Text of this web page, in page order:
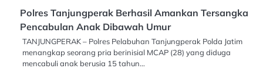
Polres Tanjungperak Berhasil Amankan Tersangka
Pencabulan Anak Dibawah Umur
TANJUNGPERAK – Polres Pelabuhan Tanjungperak Polda Jatim
menangkap seorang pria berinisial MCAP (28) yang diduga
mencabuli anak berusia 15 tahun…